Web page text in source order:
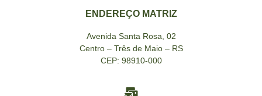
ENDEREÇO MATRIZ
Avenida Santa Rosa, 02
Centro – Três de Maio – RS
CEP: 98910-000